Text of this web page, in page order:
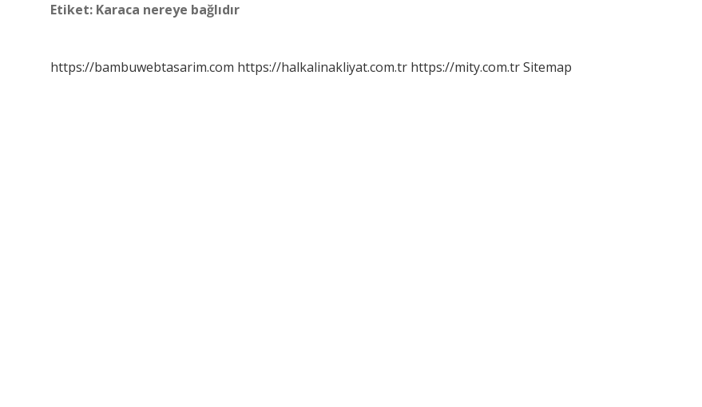
Etiket: Karaca nereye bağlıdır
https://bambuwebtasarim.com https://halkalinakliyat.com.tr https://mity.com.trSitemap